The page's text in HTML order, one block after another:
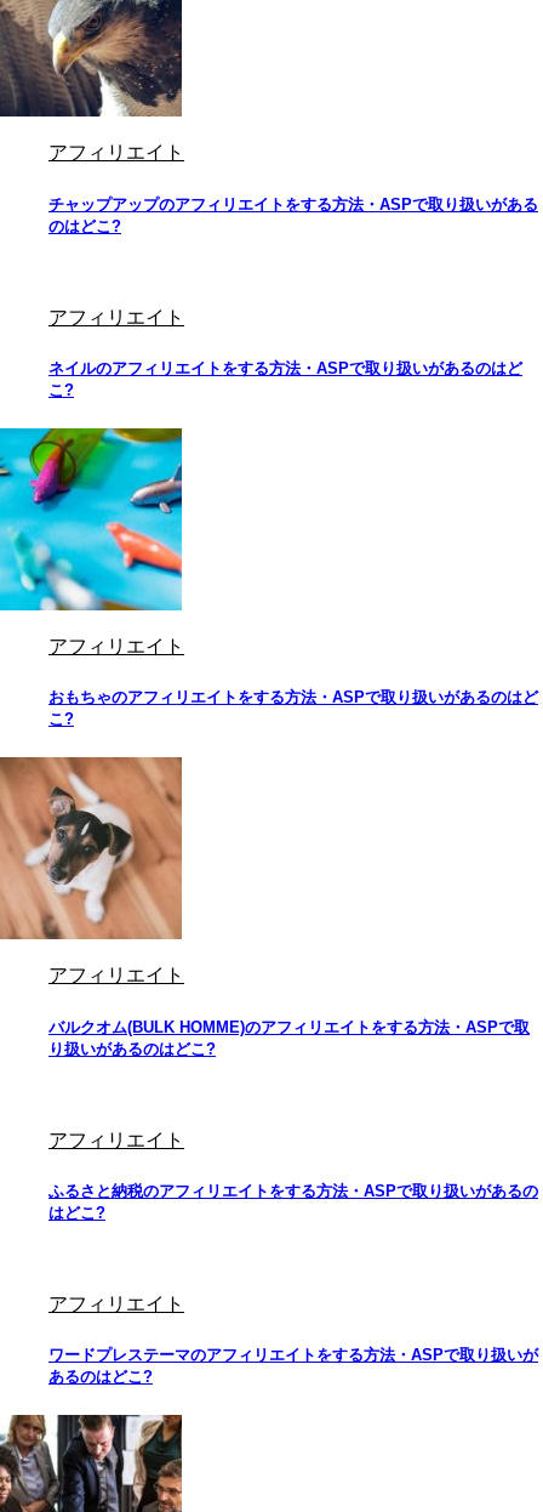
アフィリエイト
チャップアップのアフィリエイトをする方法・ASPで取り扱いがある
のはどこ?
アフィリエイト
ネイルのアフィリエイトをする方法・ASPで取り扱いがあるのはど
こ?
アフィリエイト
おもちゃのアフィリエイトをする方法・ASPで取り扱いがあるのはど
こ?
アフィリエイト
バルクオム(BULK HOMME)のアフィリエイトをする方法・ASPで取
り扱いがあるのはどこ?
アフィリエイト
ふるさと納税のアフィリエイトをする方法・ASPで取り扱いがあるの
はどこ?
アフィリエイト
ワードプレステーマのアフィリエイトをする方法・ASPで取り扱いが
あるのはどこ?